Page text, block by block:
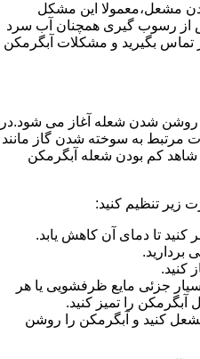
مشعل،معمولا این مشکل
رسوب گیری همچنان آب سرد
تماس بگیرید و مشکلات آبگرمکن
روشن شدن شعله آغاز می شود.در
مرتبط به سوخته شدن گاز مانند
شاهد کم بودن شعله آبگرمکن
زیر تنظیم کنید:
تا دمای آن کاهش یابد.
بردارید.
کنید.
جزئی مایع ظرفشویی یا هر
را تمیز کنید.
کنید و آبگرمکن را روشن